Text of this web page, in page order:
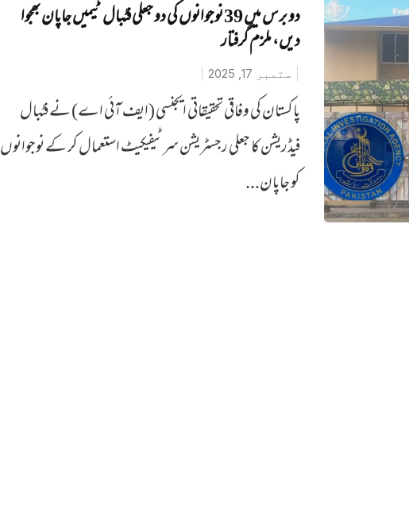
دو برس میں 39 نوجوانوں کی دو جعلی فٹبال ٹیمیں جاپان بھجوا
دیں، ملزم گرفتار
ستمبر 17, 2025
پاکستان کی وفاقی تحقیقاتی ایجنسی (ایف آئی اے) نے فٹبال
فیڈریشن کا جعلی رجسٹریشن سرٹیفیکیٹ استعمال کر کے نوجوانوں
کو جاپان...